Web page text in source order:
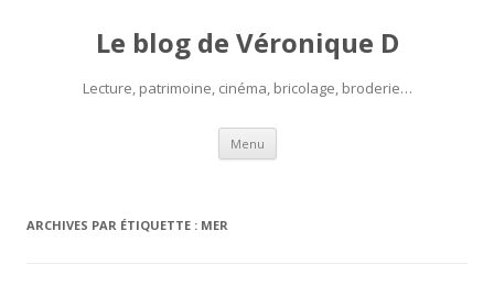
Le blog de Véronique D
Lecture, patrimoine, cinéma, bricolage, broderie…
Menu Aller
contenu
ARCHIVES PAR ÉTIQUETTE : MER